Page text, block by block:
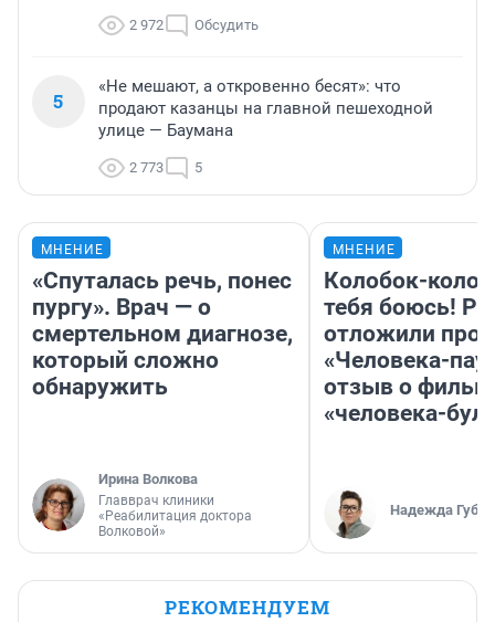
2 972 Обсудить
5
«Не мешают, а откровенно бесят»: что
продают казанцы на главной пешеходной
улице — Баумана
2 773 5
МНЕНИЕ
«Спуталась речь, понес
пургу». Врач — о
смертельном диагнозе,
который сложно
обнаружить
Ирина Волкова
Главврач клиники
«Реабилитация доктора
Волковой»
МНЕНИЕ
Колобок-
тебя боюсь!
отложили
«Человека-
отзыв о
«человека-
Надежда
РЕКОМЕНДУЕМ